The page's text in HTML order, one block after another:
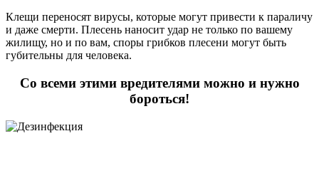
Клещи переносят вирусы, которые могут привести к параличу
и даже смерти. Плесень наносит удар не только по вашему
жилищу, но и по вам, споры грибков плесени могут быть
губительны для человека.
Со всеми этими вредителями можно и нужно
бороться!